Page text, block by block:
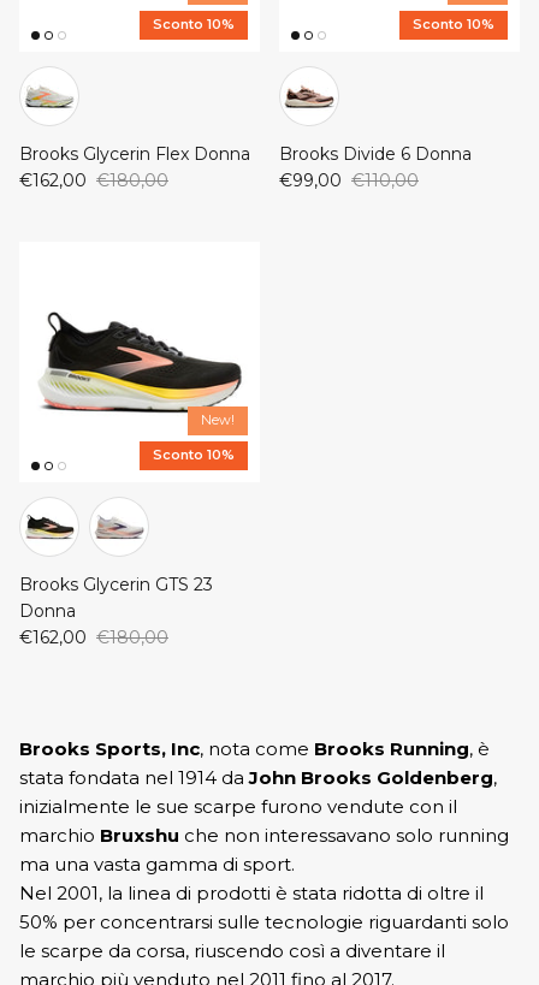
Sconto 10%
Brooks Glycerin Flex Donna
€162,00 €180,00
Sconto 10%
Brooks Divide 6 Donna
€99,00 €110,00
New!
Sconto 10%
Brooks Glycerin GTS 23
Donna
€162,00 €180,00
Brooks Sports, Inc, nota come Brooks Running, è
stata fondata nel 1914 daJohn Brooks Goldenberg,
inizialmente le sue scarpe furono vendute con il
marchio Bruxshu che non interessavano solo running
ma una vasta gamma di sport.
Nel 2001, la linea di prodotti è stata ridotta di oltre il
50% per concentrarsi sulle tecnologie riguardanti solo
le scarpe da corsa, riuscendo così a diventare il
marchio più venduto nel 2011 fino al 2017.